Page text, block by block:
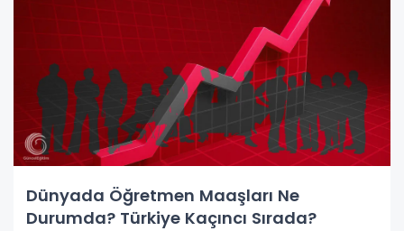
Dünyada Öğretmen Maaşları Ne
Durumda? Türkiye Kaçıncı Sırada?